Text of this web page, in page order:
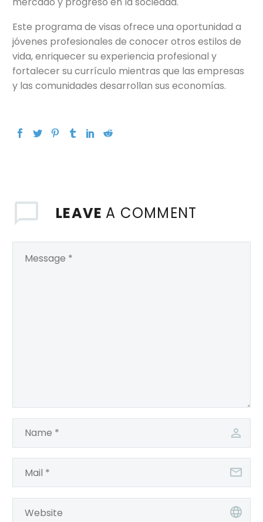
Este programa de visas ofrece una oportunidad a
jóvenes profesionales de conocer otros estilos de
vida, enriquecer su experiencia profesional y
fortalecer su currículo mientras que las empresas
y las comunidades desarrollan sus economías.
LEAVE A COMMENT